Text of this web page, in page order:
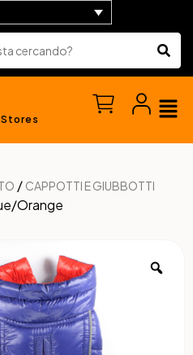
/ CAPPOTTI E GIUBBOTTI
Orange